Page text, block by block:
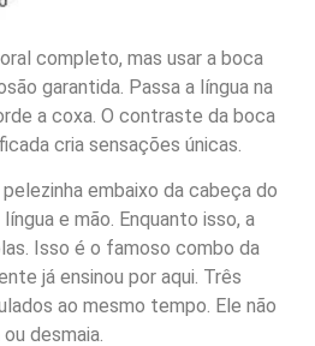
completo, mas usar a boca
garantida. Passa a língua na
a coxa. O contraste da boca
cria sensações únicas.
embaixo da cabeça do
e mão. Enquanto isso, a
Isso é o famoso combo da
já ensinou por aqui. Três
ao mesmo tempo. Ele não
desmaia.